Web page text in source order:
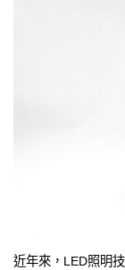
近年來，LED照明